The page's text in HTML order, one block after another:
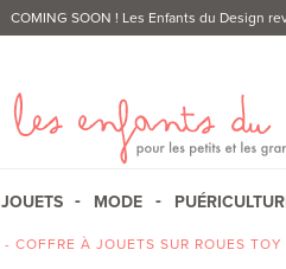
COMING SOON ! Les Enfants du Design
JOUETS MODE
- COFFRE À JOUETS SUR ROUES